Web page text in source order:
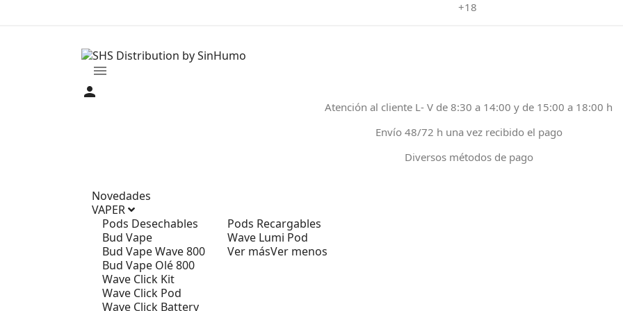
+18
menu
person
Atención al cliente L- V de 8:30 a 14:00 y de 15:00 a 18:00 h
Envío 48/72 h una vez recibido el pago
Diversos métodos de pago
Novedades
VAPER
Pods Desechables
Bud Vape
Bud Vape Wave 800
Bud Vape Olé 800
Wave Click Kit
Wave Click Pod
Wave Click Battery
Pods Recargables
Wave Lumi Pod
Ver másVer menos